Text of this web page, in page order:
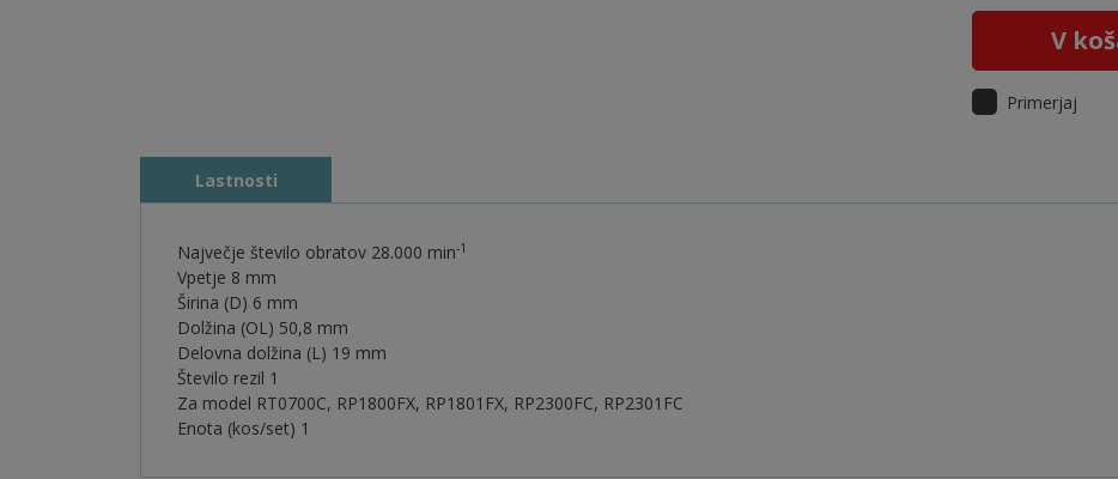
V
Primerjaj
Lastnosti
Največje število obratov 28.000 min-1
Vpetje 8 mm
Širina (D) 6 mm
Dolžina (OL) 50,8 mm
Delovna dolžina (L) 19 mm
Število rezil 1
Za model RT0700C, RP1800FX, RP1801FX, RP2300FC, RP2301FC
Enota (kos/set) 1